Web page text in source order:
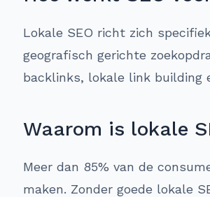
Lokale SEO richt zich
geografisch gerichte
backlinks, lokale link building
Waarom is lokale
Meer dan 85% van de
maken. Zonder goede lokale